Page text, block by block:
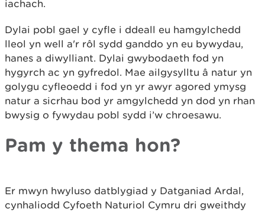
iachach.
Dylai pobl gael y cyfle i ddeall eu hamgylchedd
lleol yn well a'r rôl sydd ganddo yn eu bywydau,
hanes a diwylliant. Dylai gwybodaeth fod yn
hygyrch ac yn gyfredol. Mae ailgysylltu â natur yn
golygu cyfleoedd i fod yn yr awyr agored ymysg
natur a sicrhau bod yr amgylchedd yn dod yn rhan
bwysig o fywydau pobl sydd i’w chroesawu.
Pam y thema hon?
Er mwyn hwyluso datblygiad y Datganiad Ardal,
cynhaliodd Cyfoeth Naturiol Cymru dri gweithdy